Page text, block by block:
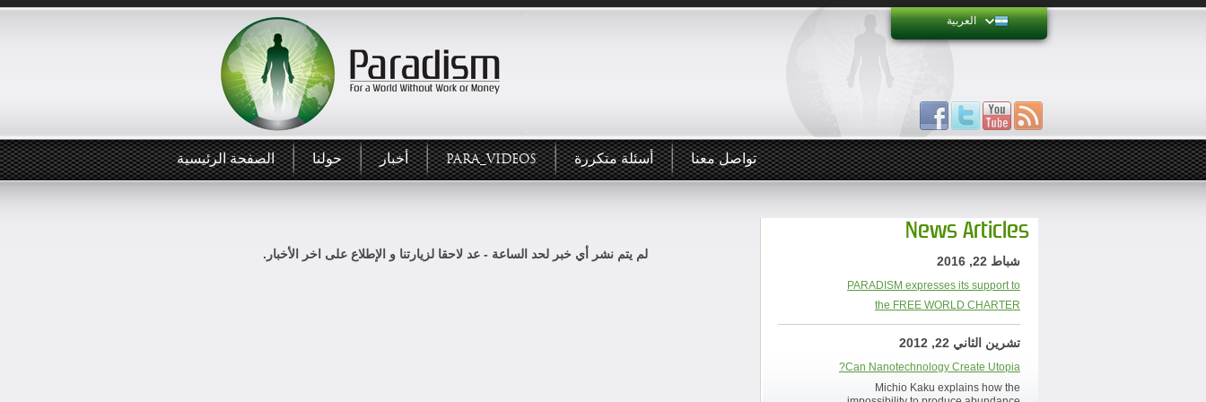
العربية
الصفحة الرئيسية حولنا أخبار PARA_VIDEOS أسئلة متكررة تواصل معنا
لم يتم نشر أي خبر لحد الساعة - عد لاحقا لزيارتنا و الإطلاع على اخر الأخبار.
News Articles
شباط 22, 2016
PARADISM expresses its support to
the FREE WORLD CHARTER
تشرين الثاني 22, 2012
Can Nanotechnology Create Utopia?
Michio Kaku explains how the